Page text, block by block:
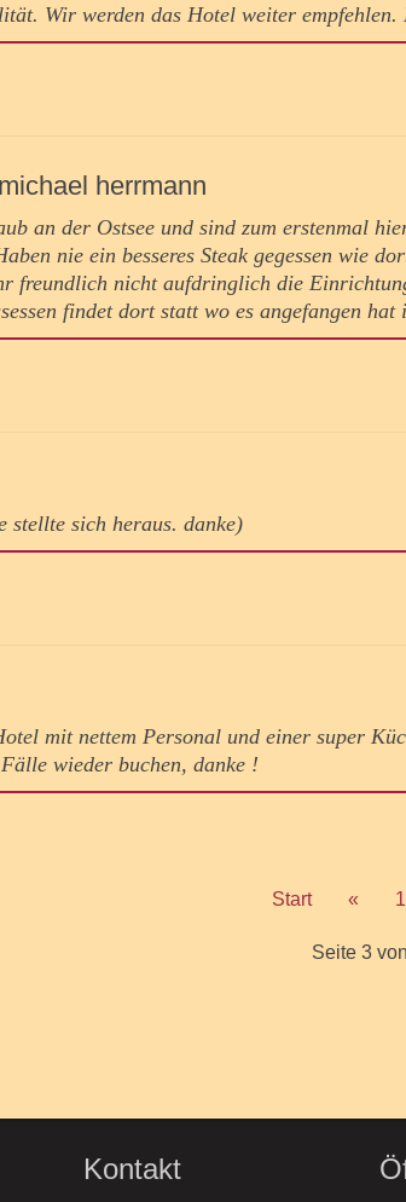
Wir werden das Hotel weiter
herrmann
an der Ostsee und sind zum erstenmal
nie ein besseres Steak gegessen wie
freundlich nicht aufdringlich die
findet dort statt wo es angefangen
stellte sich heraus. danke)
mit nettem Personal und einer super
wieder buchen, danke !
Start « 1
Seite 3
Kontakt